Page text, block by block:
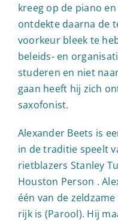
kreeg op de piano
ontdekte daarna de
voorkeur bleek te
beleids- en
studeren en niet
gaan heeft hij zich
saxofonist.
Alexander Beets is
in de traditie speelt
rietblazers Stanley
Houston Person .
één van de
rijk is (Parool). Hij